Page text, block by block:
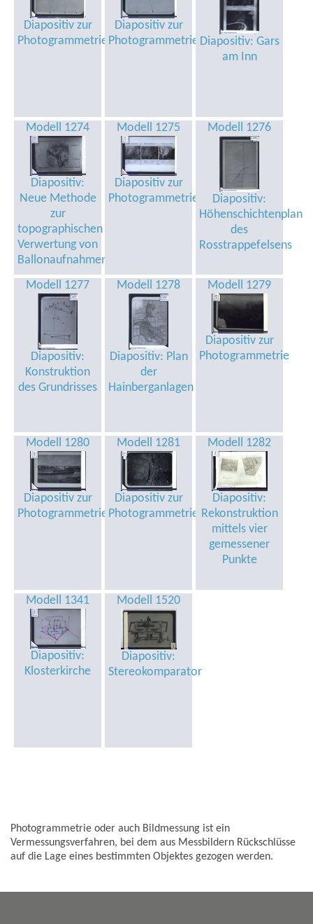
Diapositiv zur
Photogrammetrie
Diapositiv zur
Photogrammetrie Diapositiv: Gars
am Inn
Modell 1274
Diapositiv:
Neue Methode
zur
topographischen
Verwertung von
Ballonaufnahmen
Modell 1275
Diapositiv zur
Photogrammetrie
Modell 1276
Diapositiv:
Höhenschichtenplan
des
Rosstrappefelsens
Modell 1277
Diapositiv:
Konstruktion
des Grundrisses
Modell 1278
Diapositiv: Plan
der
Hainberganlagen
Modell 1279
Diapositiv zur
Photogrammetrie
Modell 1280
Diapositiv zur
Photogrammetrie
Modell 1281
Diapositiv zur
Photogrammetrie
Modell 1282
Diapositiv:
Rekonstruktion
mittels vier
gemessener
Punkte
Modell 1341
Diapositiv:
Klosterkirche
Modell 1520
Diapositiv:
Stereokomparator
Photogrammetrie oder auch Bildmessung ist ein
Vermessungsverfahren, bei dem aus Messbildern Rückschlüsse
auf die Lage eines bestimmten Objektes gezogen werden.